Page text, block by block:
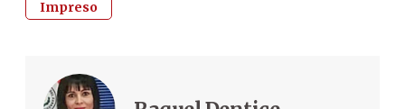
Impreso